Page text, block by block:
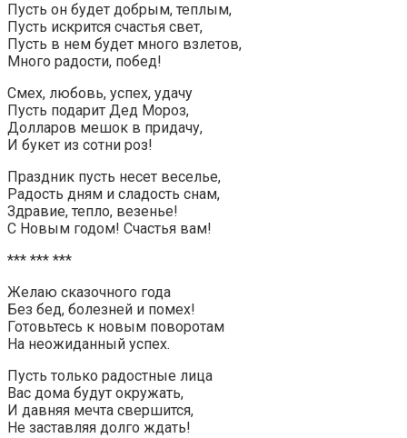
Пусть он будет добрым, теплым,
Пусть искрится счастья свет,
Пусть в нем будет много взлетов,
Много радости, побед!
Смех, любовь, успех, удачу
Пусть подарит Дед Мороз,
Долларов мешок в придачу,
И букет из сотни роз!
Праздник пусть несет веселье,
Радость дням и сладость снам,
Здравие, тепло, везенье!
С Новым годом! Счастья вам!
*** *** ***
Желаю сказочного года
Без бед, болезней и помех!
Готовьтесь к новым поворотам
На неожиданный успех.
Пусть только радостные лица
Вас дома будут окружать,
И давняя мечта свершится,
Не заставляя долго ждать!